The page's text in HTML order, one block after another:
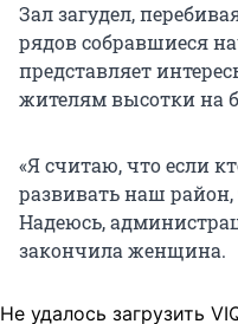
Зал загудел,
рядов собравшиеся
представляет
жителям высотки на
«Я считаю, что если
развивать наш район,
Надеюсь,
закончила женщина.
Не удалось загрузить